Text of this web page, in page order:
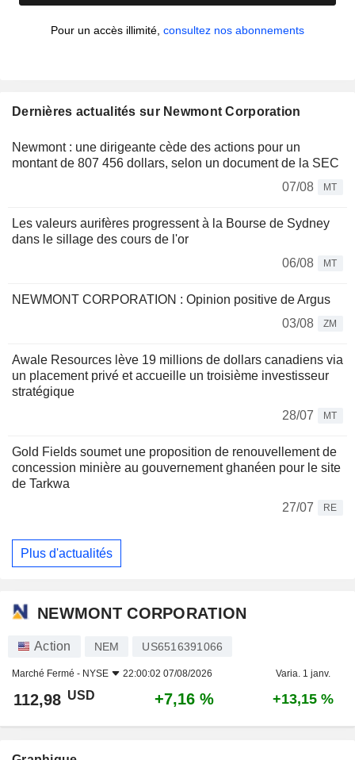
Pour un accès illimité, consultez nos abonnements
Dernières actualités sur Newmont Corporation
Newmont : une dirigeante cède des actions pour un
montant de 807 456 dollars, selon un document de la SEC
07/08
MT
Les valeurs aurifères progressent à la Bourse de Sydney
dans le sillage des cours de l'or
06/08
MT
NEWMONT CORPORATION : Opinion positive de Argus
03/08
ZM
Awale Resources lève 19 millions de dollars canadiens via
un placement privé et accueille un troisième investisseur
stratégique
28/07
MT
Gold Fields soumet une proposition de renouvellement de
concession minière au gouvernement ghanéen pour le site
de Tarkwa
27/07
RE
Plus d'actualités
NEWMONT CORPORATION
Action NEM US6516391066
Marché Fermé - NYSE 22:00:02 07/08/2026 Varia. 1 janv.
112,98 USD +7,16 % +13,15 %